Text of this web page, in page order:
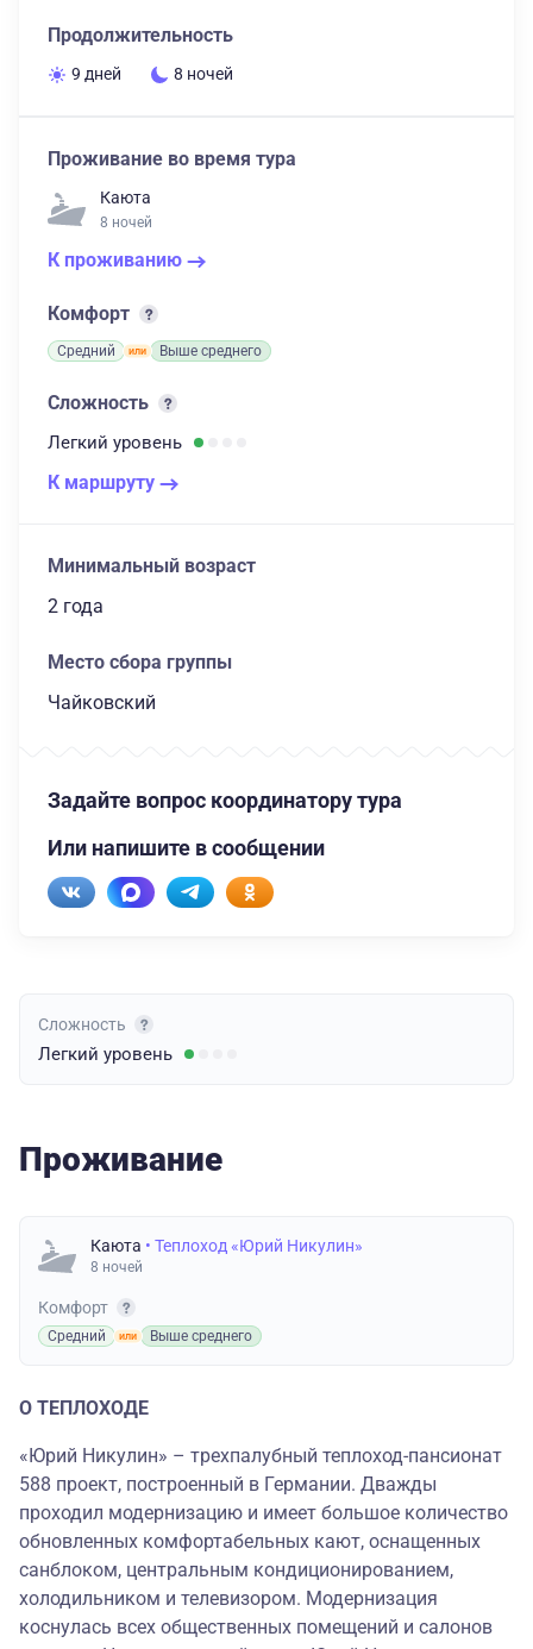
Продолжительность
9 дней 8 ночей
Проживание во время тура
Каюта
8 ночей
К проживанию
Комфорт
Средний Выше среднего
Сложность
Легкий уровень
К маршруту
Минимальный возраст
2 года
Место сбора группы
Чайковский
Задайте вопрос координатору тура
Или напишите в сообщении
Сложность
Легкий уровень
Проживание
Каюта • Теплоход «Юрий Никулин»
8 ночей
Комфорт
Средний Выше среднего
О ТЕПЛОХОДЕ
«Юрий Никулин» – трехпалубный теплоход-пансионат
588 проект, построенный в Германии. Дважды
проходил модернизацию и имеет большое количество
обновленных комфортабельных кают, оснащенных
санблоком, центральным кондиционированием,
холодильником и телевизором. Модернизация
коснулась всех общественных помещений и салонов